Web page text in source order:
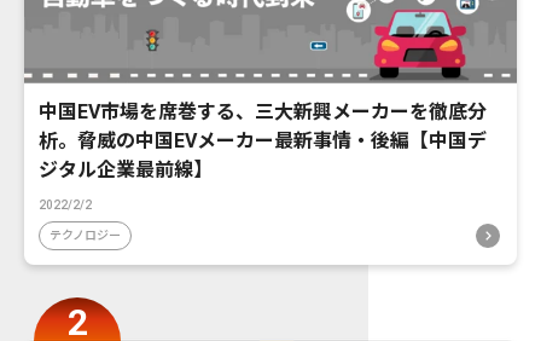
中国EV市場を席巻する、三大新興メーカーを徹底分
析。脅威の中国EVメーカー最新事情・後編【中国デ
ジタル企業最前線】
2022/2/2
テクノロジー